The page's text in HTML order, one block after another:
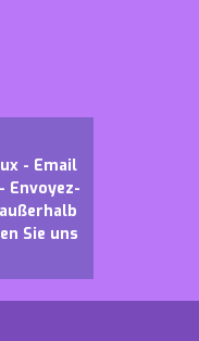
- Email
Envoyez-
Sie uns